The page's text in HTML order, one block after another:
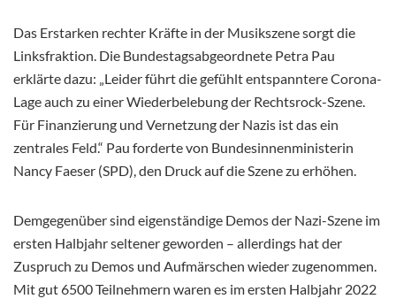
Das Erstarken rechter Kräfte in der Musikszene sorgt die
Linksfraktion. Die Bundestagsabgeordnete Petra Pau
erklärte dazu: „Leider führt die gefühlt entspanntere Corona-
Lage auch zu einer Wiederbelebung der Rechtsrock-Szene.
Für Finanzierung und Vernetzung der Nazis ist das ein
zentrales Feld.“ Pau forderte von Bundesinnenministerin
Nancy Faeser (SPD), den Druck auf die Szene zu erhöhen.
Demgegenüber sind eigenständige Demos der Nazi-Szene im
ersten Halbjahr seltener geworden – allerdings hat der
Zuspruch zu Demos und Aufmärschen wieder zugenommen.
Mit gut 6500 Teilnehmern waren es im ersten Halbjahr 2022